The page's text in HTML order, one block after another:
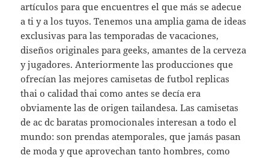
artículos para que encuentres el que más se adecue
a ti y a los tuyos. Tenemos una amplia gama de ideas
exclusivas para las temporadas de vacaciones,
diseños originales para geeks, amantes de la cerveza
y jugadores. Anteriormente las producciones que
ofrecían las mejores camisetas de futbol replicas
thai o calidad thai como antes se decía era
obviamente las de origen tailandesa. Las camisetas
de ac dc baratas promocionales interesan a todo el
mundo: son prendas atemporales, que jamás pasan
de moda y que aprovechan tanto hombres, como